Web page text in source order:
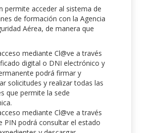
permite acceder al sistema de
de formación con la Agencia
Aérea, de manera que
mediante Cl@ve a través
digital o DNI electrónico y
podrá firmar y
solicitudes y realizar todas las
que permite la sede
mediante Cl@ve a través
PIN podrá consultar el estado